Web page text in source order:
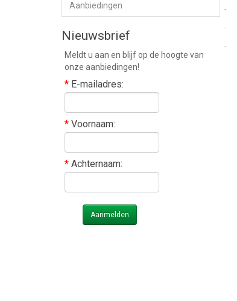
Aanbiedingen
Nieuwsbrief
Meldt u aan en blijf op de hoogte van
onze aanbiedingen!
* E-mailadres:
* Voornaam:
* Achternaam:
Aanmelden
·
·
·